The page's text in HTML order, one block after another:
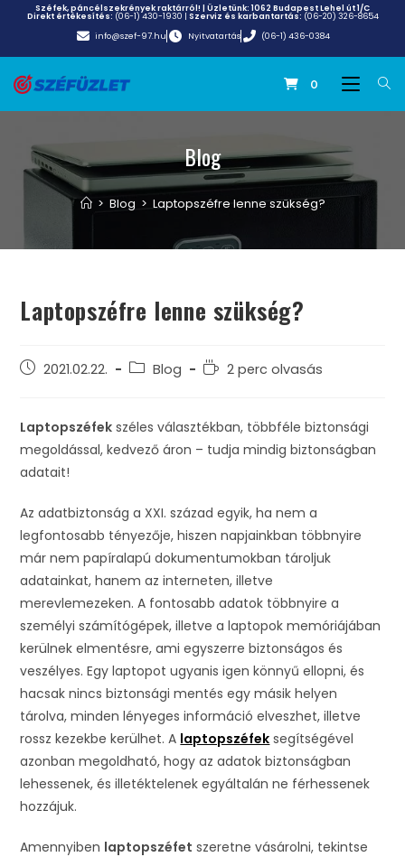
Széfek, páncélszekrények raktárról! | Üzletünk:1062 Budapest Lehel út 1/C
Direkt értékesítés: (06-1) 430-1930 | Szerviz és karbantartás: (06-20) 326-8654
info@szef-97.hu
Nyitvatartás (06-1) 436-0384
0
Blog
> Blog > Laptopszéfre lenne szükség?
Laptopszéfre lenne szükség?
2021.02.22. Blog 2 perc olvasás
Laptopszéfek széles választékban, többféle biztonsági
megoldással, kedvező áron – tudja mindig biztonságban
adatait!
Az adatbiztonság a XXI. század egyik, ha nem a
legfontosabb tényezője, hiszen napjainkban többnyire
már nem papíralapú dokumentumokban tároljuk
adatainkat, hanem az interneten, illetve
merevlemezeken. A fontosabb adatok többnyire a
személyi számítógépek, illetve a laptopok memóriájában
kerülnek elmentésre, ami egyszerre biztonságos és
veszélyes. Egy laptopot ugyanis igen könnyű ellopni, és
hacsak nincs biztonsági mentés egy másik helyen
tárolva, minden lényeges információ elveszhet, illetve
rossz kezekbe kerülhet. A laptopszéfek segítségével
azonban megoldható, hogy az adatok biztonságban
lehessenek, és illetéktelenek egyáltalán ne férhessenek
hozzájuk.
Amennyiben laptopszéfet szeretne vásárolni, tekintse